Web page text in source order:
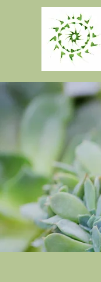
Romain Leclerc
Thérapeute Psycho-corporel
Sophrologue